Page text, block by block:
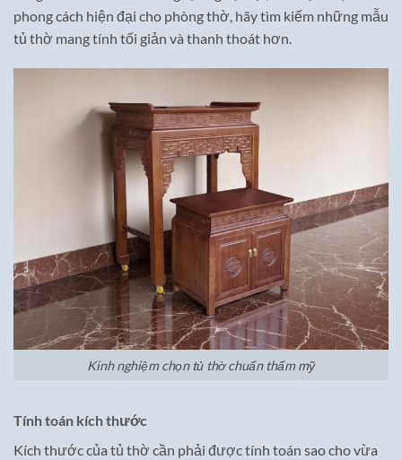
phong cách hiện đại cho phòng thờ, hãy tìm kiếm những mẫu
tủ thờ mang tính tối giản và thanh thoát hơn.
Kinh nghiệm chọn tủ thờ chuẩn thẩm mỹ
Tính toán kích thước
Kích thước của tủ thờ cần phải được tính toán sao cho vừa